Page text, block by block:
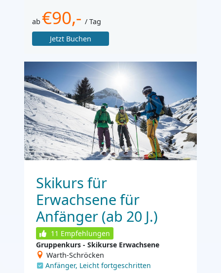
ab €90,- / Tag
Jetzt Buchen
Skikurs für
Erwachsene für
Anfänger (ab 20 J.)
11 Empfehlungen
Gruppenkurs - Skikurse Erwachsene
Warth-Schröcken
Anfänger, Leicht fortgeschritten